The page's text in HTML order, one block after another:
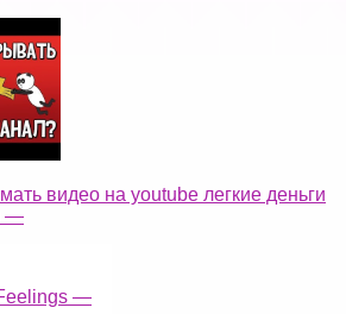
видео на youtube легкие деньги
—
—